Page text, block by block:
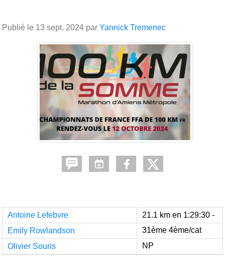
Publié le 13 sept. 2024 par Yannick Tremenec
Antoine Lefebvre
21.1 km en 1:29:30 -
31ème 4ème/cat
Emily Rowlandson
NP
Olivier Souris